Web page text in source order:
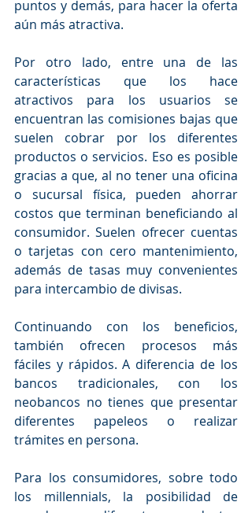
puntos y demás, para hacer la oferta
aún más atractiva.
Por otro lado, entre una de las
características que los hace
atractivos para los usuarios se
encuentran las comisiones bajas que
suelen cobrar por los diferentes
productos o servicios. Eso es posible
gracias a que, al no tener una oficina
o sucursal física, pueden ahorrar
costos que terminan beneficiando al
consumidor. Suelen ofrecer cuentas
o tarjetas con cero mantenimiento,
además de tasas muy convenientes
para intercambio de divisas.
Continuando con los beneficios,
también ofrecen procesos más
fáciles y rápidos. A diferencia de los
bancos tradicionales, con los
neobancos no tienes que presentar
diferentes papeleos o realizar
trámites en persona.
Para los consumidores, sobre todo
los millennials, la posibilidad de